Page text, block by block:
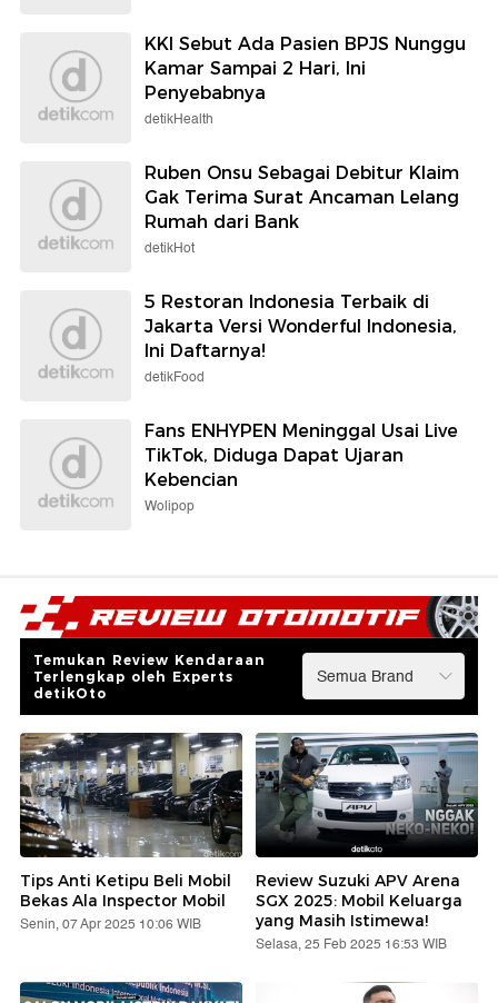
KKI Sebut Ada Pasien BPJS Nunggu
Kamar Sampai 2 Hari, Ini
Penyebabnya
detikHealth
Ruben Onsu Sebagai Debitur Klaim
Gak Terima Surat Ancaman Lelang
Rumah dari Bank
detikHot
5 Restoran Indonesia Terbaik di
Jakarta Versi Wonderful Indonesia,
Ini Daftarnya!
detikFood
Fans ENHYPEN Meninggal Usai Live
TikTok, Diduga Dapat Ujaran
Kebencian
Wolipop
Temukan Review Kendaraan
Terlengkap oleh Experts
detikOto
Tips Anti Ketipu Beli Mobil
Bekas Ala Inspector Mobil
Senin, 07 Apr 2025 10:06 WIB
Review Suzuki APV Arena
SGX 2025: Mobil Keluarga
yang Masih Istimewa!
Selasa, 25 Feb 2025 16:53 WIB